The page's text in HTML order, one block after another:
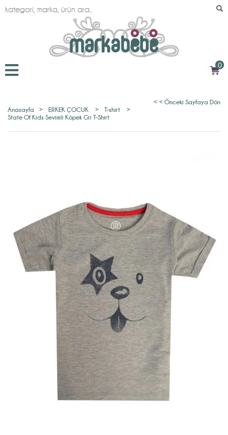
0
< < Önceki Sayfaya Dön
Anasayfa
> ERKEK ÇOCUK > T-shirt
>
State Of Kids Sevimli Köpek Gri T-Shirt